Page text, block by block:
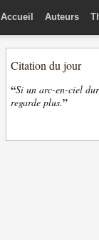
Accueil Auteurs
Citation du jour
“Si un arc-en-ciel
regarde plus.”